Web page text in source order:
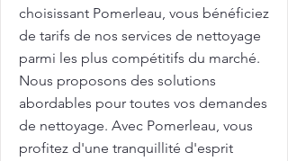
choisissant Pomerleau, vous bénéficiez
de tarifs de nos services de nettoyage
parmi les plus compétitifs du marché.
Nous proposons des solutions
abordables pour toutes vos demandes
de nettoyage. Avec Pomerleau, vous
profitez d'une tranquillité d'esprit